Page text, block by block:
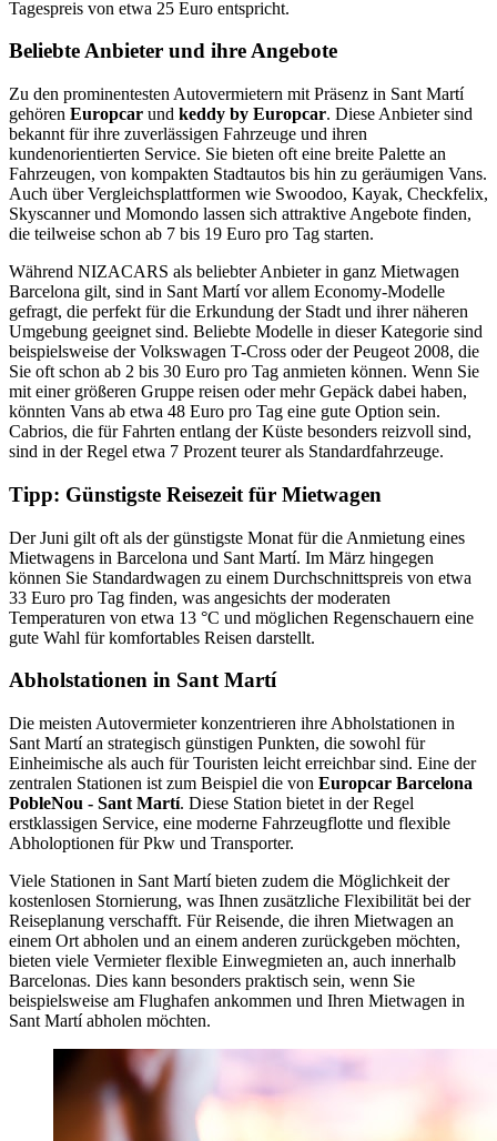
Tagespreis von etwa 25 Euro entspricht.
Beliebte Anbieter und ihre Angebote
Zu den prominentesten Autovermietern mit Präsenz in Sant Martí
gehören Europcar und keddy by Europcar. Diese Anbieter sind
bekannt für ihre zuverlässigen Fahrzeuge und ihren
kundenorientierten Service. Sie bieten oft eine breite Palette an
Fahrzeugen, von kompakten Stadtautos bis hin zu geräumigen Vans.
Auch über Vergleichsplattformen wie Swoodoo, Kayak, Checkfelix,
Skyscanner und Momondo lassen sich attraktive Angebote finden,
die teilweise schon ab 7 bis 19 Euro pro Tag starten.
Während NIZACARS als beliebter Anbieter in ganz Mietwagen
Barcelona gilt, sind in Sant Martí vor allem Economy-Modelle
gefragt, die perfekt für die Erkundung der Stadt und ihrer näheren
Umgebung geeignet sind. Beliebte Modelle in dieser Kategorie sind
beispielsweise der Volkswagen T-Cross oder der Peugeot 2008, die
Sie oft schon ab 2 bis 30 Euro pro Tag anmieten können. Wenn Sie
mit einer größeren Gruppe reisen oder mehr Gepäck dabei haben,
könnten Vans ab etwa 48 Euro pro Tag eine gute Option sein.
Cabrios, die für Fahrten entlang der Küste besonders reizvoll sind,
sind in der Regel etwa 7 Prozent teurer als Standardfahrzeuge.
Tipp: Günstigste Reisezeit für Mietwagen
Der Juni gilt oft als der günstigste Monat für die Anmietung eines
Mietwagens in Barcelona und Sant Martí. Im März hingegen
können Sie Standardwagen zu einem Durchschnittspreis von etwa
33 Euro pro Tag finden, was angesichts der moderaten
Temperaturen von etwa 13 °C und möglichen Regenschauern eine
gute Wahl für komfortables Reisen darstellt.
Abholstationen in Sant Martí
Die meisten Autovermieter konzentrieren ihre Abholstationen in
Sant Martí an strategisch günstigen Punkten, die sowohl für
Einheimische als auch für Touristen leicht erreichbar sind. Eine der
zentralen Stationen ist zum Beispiel die von Europcar Barcelona
PobleNou - Sant Martí. Diese Station bietet in der Regel
erstklassigen Service, eine moderne Fahrzeugflotte und flexible
Abholoptionen für Pkw und Transporter.
Viele Stationen in Sant Martí bieten zudem die Möglichkeit der
kostenlosen Stornierung, was Ihnen zusätzliche Flexibilität bei der
Reiseplanung verschafft. Für Reisende, die ihren Mietwagen an
einem Ort abholen und an einem anderen zurückgeben möchten,
bieten viele Vermieter flexible Einwegmieten an, auch innerhalb
Barcelonas. Dies kann besonders praktisch sein, wenn Sie
beispielsweise am Flughafen ankommen und Ihren Mietwagen in
Sant Martí abholen möchten.